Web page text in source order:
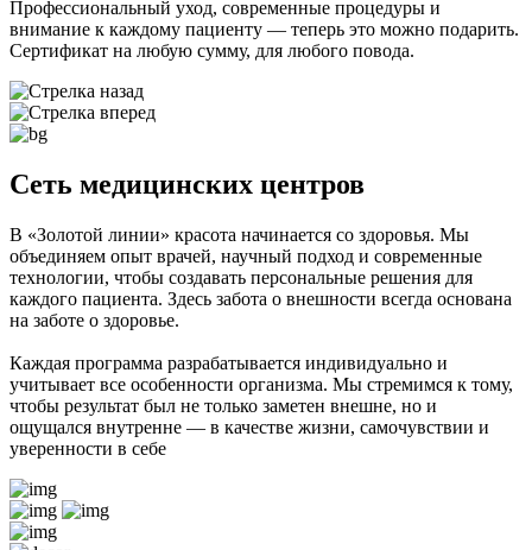
Профессиональный уход, современные процедуры и
внимание к каждому пациенту — теперь это можно подарить.
Сертификат на любую сумму, для любого повода.
Сеть медицинских центров
В «Золотой линии» красота начинается со здоровья. Мы
объединяем опыт врачей, научный подход и современные
технологии, чтобы создавать персональные решения для
каждого пациента. Здесь забота о внешности всегда основана
на заботе о здоровье.
Каждая программа разрабатывается индивидуально и
учитывает все особенности организма. Мы стремимся к тому,
чтобы результат был не только заметен внешне, но и
ощущался внутренне — в качестве жизни, самочувствии и
уверенности в себе